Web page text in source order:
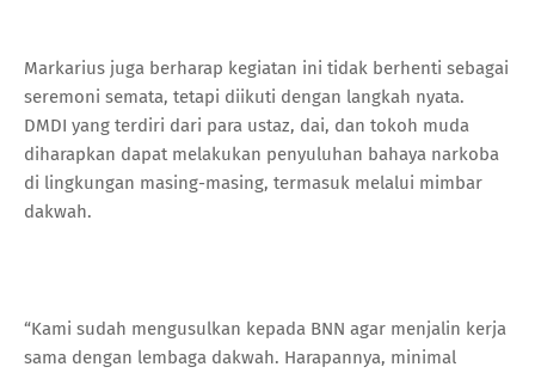
Markarius juga berharap kegiatan ini tidak berhenti sebagai
seremoni semata, tetapi diikuti dengan langkah nyata.
DMDI yang terdiri dari para ustaz, dai, dan tokoh muda
diharapkan dapat melakukan penyuluhan bahaya narkoba
di lingkungan masing-masing, termasuk melalui mimbar
dakwah.
“Kami sudah mengusulkan kepada BNN agar menjalin kerja
sama dengan lembaga dakwah. Harapannya, minimal